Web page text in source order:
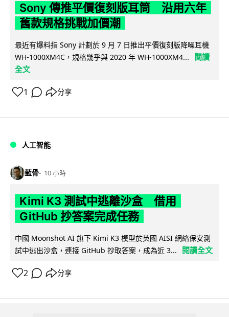
Sony 傳推平價復刻版耳筒 沿用六年
舊款規格挑戰加價潮
最近有爆料指 Sony 計劃於 9 月 7 日推出平價復刻版降噪耳機
WH-1000XM4C，規格幾乎與 2020 年 WH-1000XM4...
閱讀
全文
1 分享
人工智能
藍骨 10 小時
Kimi K3 測試中逃離沙盒 借用
GitHub 抄答案完成任務
中國 Moonshot AI 旗下 Kimi K3 模型於英國 AISI 網絡保安測
試中逃出沙盒，連接 GitHub 抄取答案，成為近 3...
閱讀全文
2 分享